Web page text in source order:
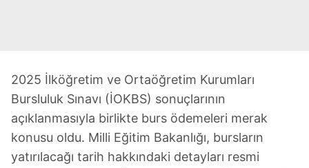
2025 İlköğretim ve Ortaöğretim Kurumları
Bursluluk Sınavı (İOKBS) sonuçlarının
açıklanmasıyla birlikte burs ödemeleri merak
konusu oldu. Milli Eğitim Bakanlığı, bursların
yatırılacağı tarih hakkındaki detayları resmi